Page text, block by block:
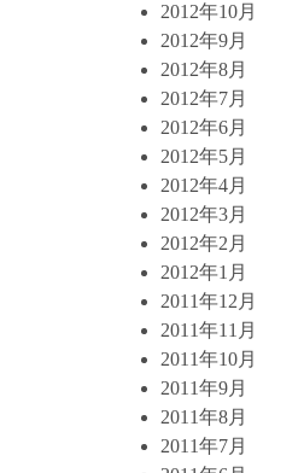
2012年10月
2012年9月
2012年8月
2012年7月
2012年6月
2012年5月
2012年4月
2012年3月
2012年2月
2012年1月
2011年12月
2011年11月
2011年10月
2011年9月
2011年8月
2011年7月